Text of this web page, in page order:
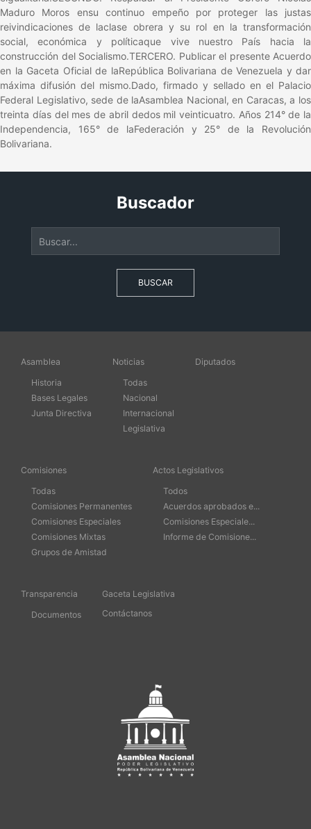
Maduro Moros ensu continuo empeño por proteger las justas
reivindicaciones de laclase obrera y su rol en la transformación
social, económica y políticaque vive nuestro País hacia la
construcción del Socialismo.TERCERO. Publicar el presente Acuerdo
en la Gaceta Oficial de laRepública Bolivariana de Venezuela y dar
máxima difusión del mismo.Dado, firmado y sellado en el Palacio
Federal Legislativo, sede de laAsamblea Nacional, en Caracas, a los
treinta días del mes de abril dedos mil veinticuatro. Años 214° de la
Independencia, 165° de laFederación y 25° de la Revolución
Bolivariana.
Buscador
BUSCAR
Asamblea
Historia
Bases Legales
Junta Directiva
Noticias
Todas
Nacional
Internacional
Legislativa
Diputados
Comisiones
Todas
Comisiones Permanentes
Comisiones Especiales
Comisiones Mixtas
Grupos de Amistad
Actos Legislativos
Todos
Acuerdos aprobados e...
Comisiones Especiale...
Informe de Comisione...
Transparencia
Documentos
Gaceta Legislativa
Contáctanos